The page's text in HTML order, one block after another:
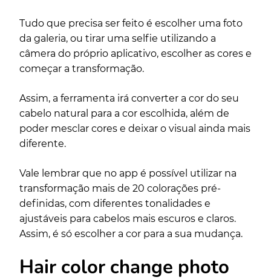
Tudo que precisa ser feito é escolher uma foto
da galeria, ou tirar uma selfie utilizando a
câmera do próprio aplicativo, escolher as cores e
começar a transformação.
Assim, a ferramenta irá converter a cor do seu
cabelo natural para a cor escolhida, além de
poder mesclar cores e deixar o visual ainda mais
diferente.
Vale lembrar que no app é possível utilizar na
transformação mais de 20 colorações pré-
definidas, com diferentes tonalidades e
ajustáveis para cabelos mais escuros e claros.
Assim, é só escolher a cor para a sua mudança.
Hair color change photo